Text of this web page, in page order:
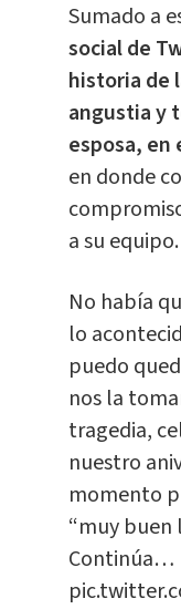
Sumado a
social de
historia de
angustia y
esposa, en
en donde
a su equipo.
No había
lo
puedo
nos la
tragedia,
nuestro
momento
“muy buen
Continúa…